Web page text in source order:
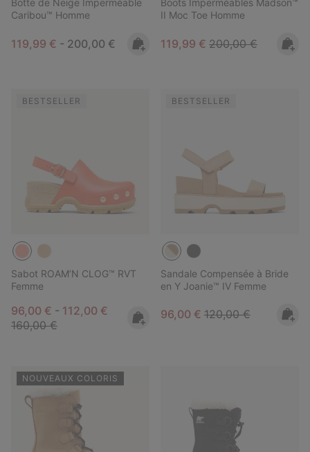
Botte de Neige Imperméable
Caribou™ Homme
Minimum sale price:
119,99 € - Maximum price:
200,00 €
Boots Imperméables Madson™
II Moc Toe Homme
Sale price:
119,99 € Regular price:
200,00 €
BESTSELLER
Sabot ROAM’N CLOG™ RVT
Femme
Minimum sale price:
96,00 € - Maximum sale price:
112,00 € Regular price:
160,00 €
BESTSELLER
Sandale Compensée à Bride
en Y Joanie™ IV Femme
Sale price:
96,00 € Regular price:
120,00 €
NOUVEAUX COLORIS